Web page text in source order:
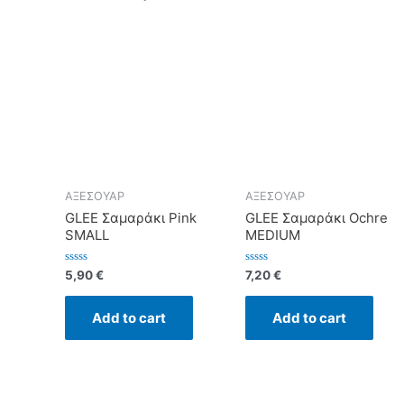
ΑΞΕΣΟΥΑΡ
GLEE Σαμαράκι Pink
SMALL
Rated
0
out
5,90€
Add to cart
ΑΞΕΣΟΥΑΡ
GLEE Σαμαράκι Ochre
MEDIUM
Rated
0
out
7,20€
Add to cart